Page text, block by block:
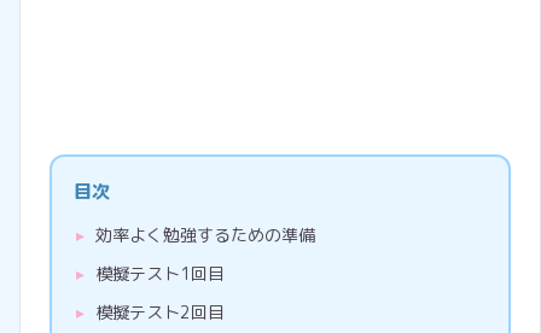
目次
効率よく勉強するための準備
模擬テスト1回目
模擬テスト2回目